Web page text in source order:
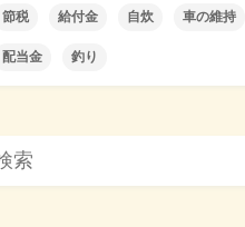
節税 給付金 自炊 車の維持
配当金 釣り